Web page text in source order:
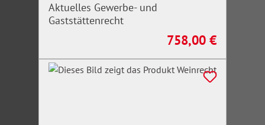
Aktuelles Gewerbe- und
Gaststättenrecht
Regulärer Preis:
758,00 €